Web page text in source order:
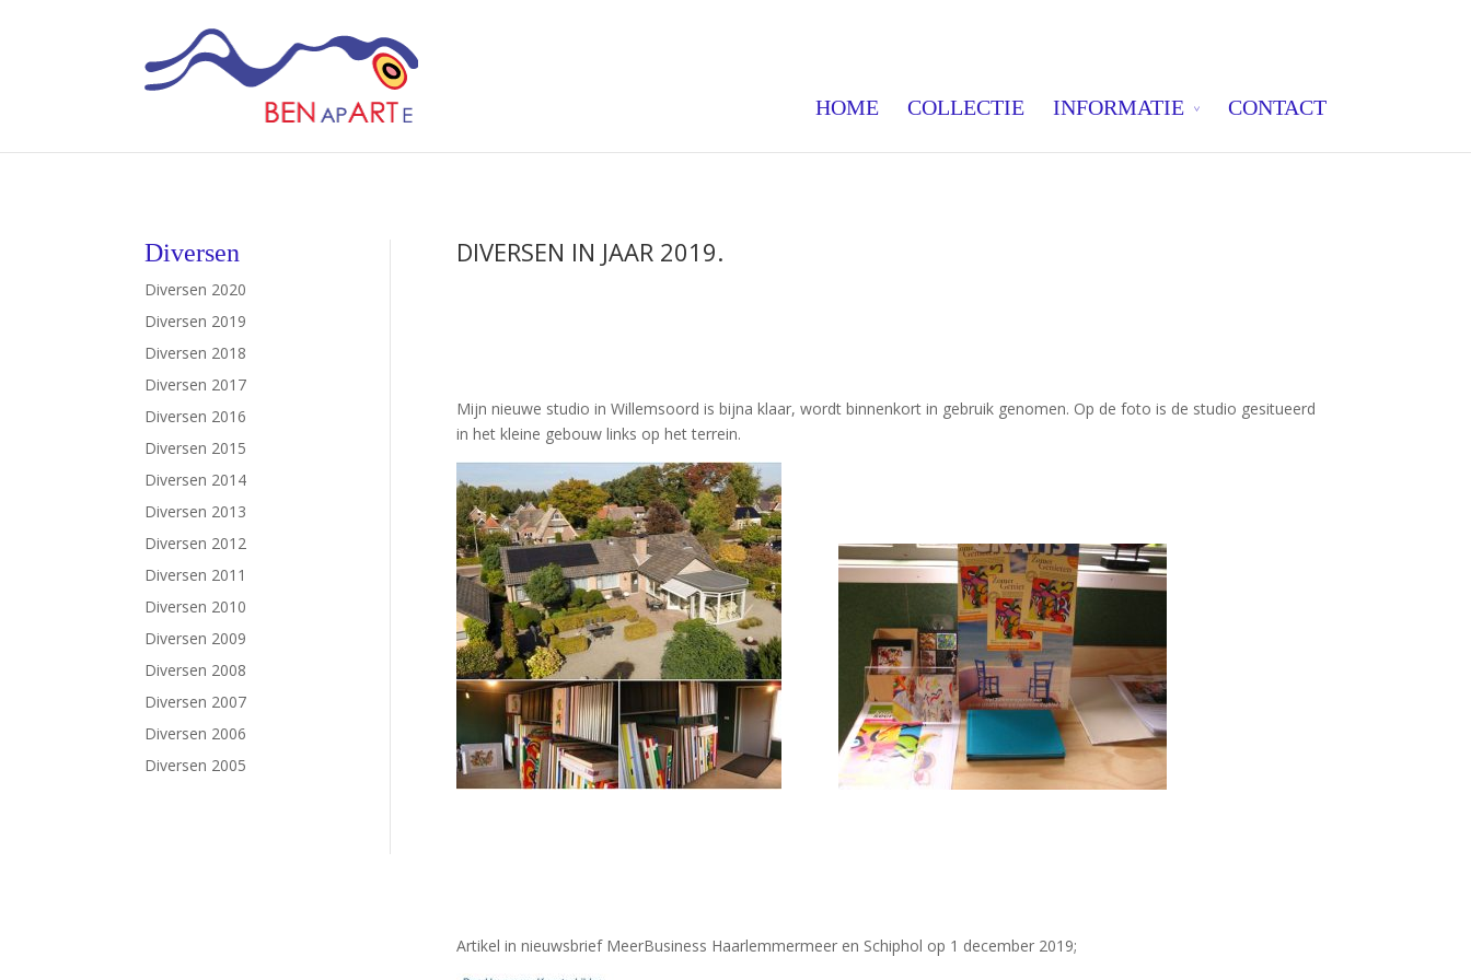
HOME COLLECTIE INFORMATIE CONTACT
Diversen
Diversen 2020
Diversen 2019
Diversen 2018
Diversen 2017
Diversen 2016
Diversen 2015
Diversen 2014
Diversen 2013
Diversen 2012
Diversen 2011
Diversen 2010
Diversen 2009
Diversen 2008
Diversen 2007
Diversen 2006
Diversen 2005
DIVERSEN IN JAAR 2019.
Mijn nieuwe studio in Willemsoord is bijna klaar, wordt binnenkort in gebruik genomen. Op de foto is de studio gesitueerd
in het kleine gebouw links op het terrein.
Artikel in nieuwsbrief MeerBusiness Haarlemmermeer en Schiphol op 1 december 2019;